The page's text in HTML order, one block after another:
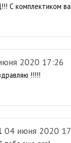
С комплектиком
2020 17:26
!!!!!
04 июня 2020